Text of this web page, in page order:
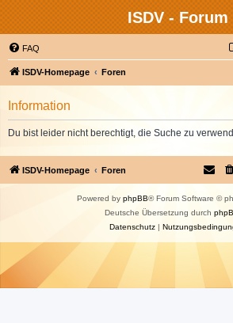
ISDV - Forum
FAQ
ISDV-Homepage Foren
Information
Du bist leider nicht berechtigt, die Suche zu
ISDV-Homepage Foren
Powered by phpBB® Forum Software ©
Deutsche Übersetzung durch
Datenschutz|